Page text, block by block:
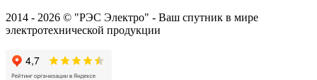
2014 - 2026 © "РЭС Электро" - Ваш спутник в мире
электротехнической продукции